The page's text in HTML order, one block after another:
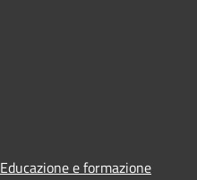
Educazione e formazione